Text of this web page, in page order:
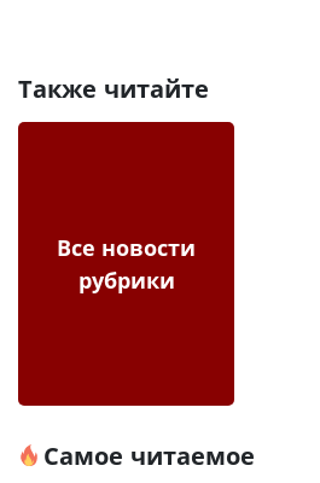
Также читайте
Все новости
рубрики
Самое читаемое